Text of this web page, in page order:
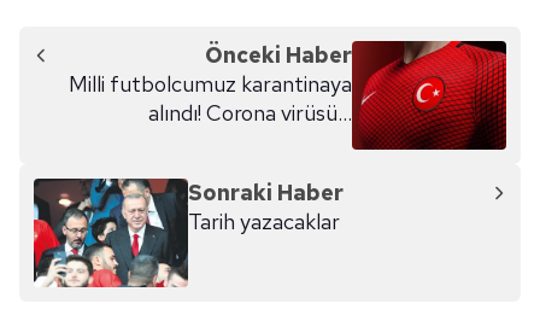
kullanılmaktadır. Diğer çerezler, sitemizin daha işlevsel
kılınması ve kişiselleştirilmesi ve sizlere yönelik
reklam/pazarlama faaliyetlerinin yapılması, amaçlarıyla
sınırlı olarak açık rızanız dahilinde kullanılacaktır.
Çerezlere ilişkin tercihlerinizi aşağıda yer alan panel
vasıtasıyla belirleyebilirsiniz. Çerezlere ilişkin detaylı bilgi
için Ayarlar butonuna tıklayabilir,
Metnimiziziyaret edebilirsiniz.
Önceki Haber
Milli futbolcumuz karantinaya
alındı! Corona virüsü...
Sonraki Haber
Tarih yazacaklar